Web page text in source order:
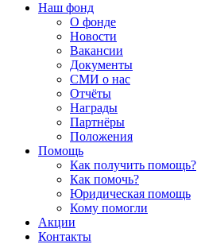
Наш фонд
О фонде
Новости
Вакансии
Документы
СМИ о нас
Отчёты
Награды
Партнёры
Положения
Помощь
Как получить помощь?
Как помочь?
Юридическая помощь
Кому помогли
Акции
Контакты